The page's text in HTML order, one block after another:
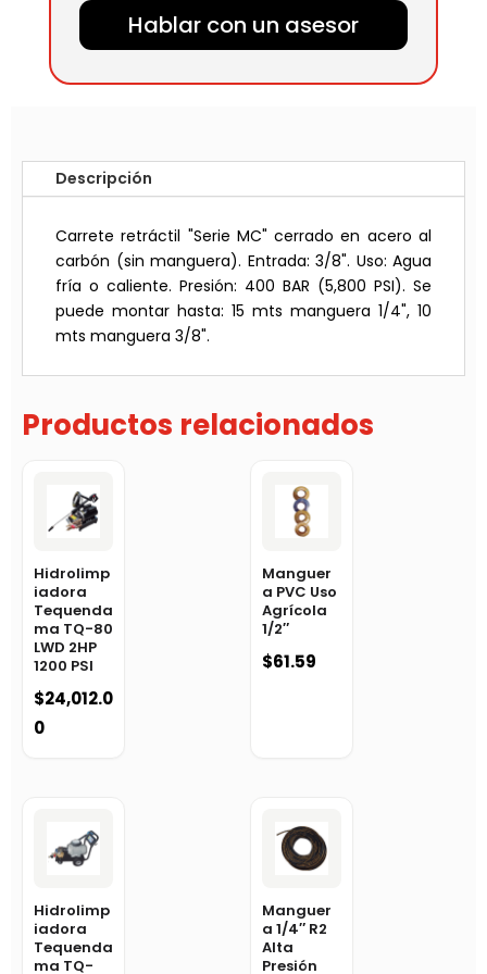
Hablar con un asesor
Descripción
Carrete retráctil "Serie MC" cerrado en acero al
carbón (sin manguera). Entrada: 3/8". Uso: Agua
fría o caliente. Presión: 400 BAR (5,800 PSI). Se
puede montar hasta: 15 mts manguera 1/4", 10
mts manguera 3/8".
Productos relacionados
Hidrolimp
iadora
Tequenda
ma TQ-80
LWD 2HP
1200 PSI
$24,012.0
0
Manguer
a PVC Uso
Agrícola
1/2″
$61.59
Hidrolimp
iadora
Tequenda
ma TQ-
Manguer
a 1/4″ R2
Alta
Presión